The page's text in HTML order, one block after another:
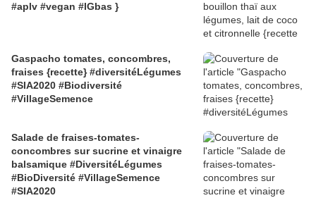
#aplv #vegan #IGbas }
Gaspacho tomates, concombres,
fraises {recette} #diversitéLégumes
#SIA2020 #Biodiversité
#VillageSemence
Salade de fraises-tomates-
concombres sur sucrine et vinaigre
balsamique #DiversitéLégumes
#BioDiversité #VillageSemence
#SIA2020